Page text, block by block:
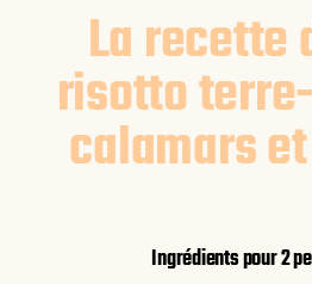
La recette
risotto
calamars
Ingrédients pour 2